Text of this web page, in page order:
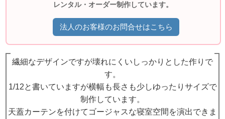
レンタル・オーダー制作しています。
法人のお客様のお問合せはこちら
繊細なデザインですが壊れにくいしっかりとした作りで
す。
1/12と書いていますが横幅も長さも少しゆったりサイズで
制作しています。
天蓋カーテンを付けてゴージャスな寝室空間を演出できま